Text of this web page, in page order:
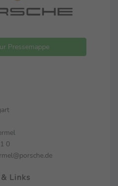
Pressemappe
0
Links